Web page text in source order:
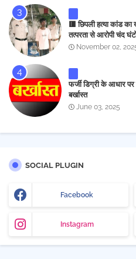
🟥 छिपली हत्या कांड
तत्परता से आरोपी चंद
November 02,
फर्जी डिग्री के आधार
बर्खास्त
June 03, 2025
SOCIAL PLUGIN
Facebook
Instagram